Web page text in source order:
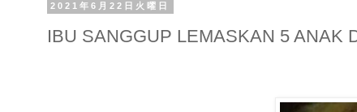
2021年6月22日火曜日
IBU SANGGUP LEMASKAN 5 ANAK